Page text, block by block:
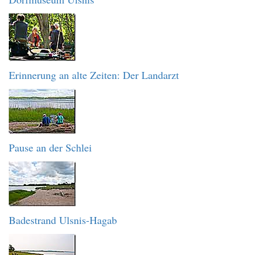
Erinnerung an alte Zeiten: Der Landarzt
Pause an der Schlei
Badestrand Ulsnis-Hagab